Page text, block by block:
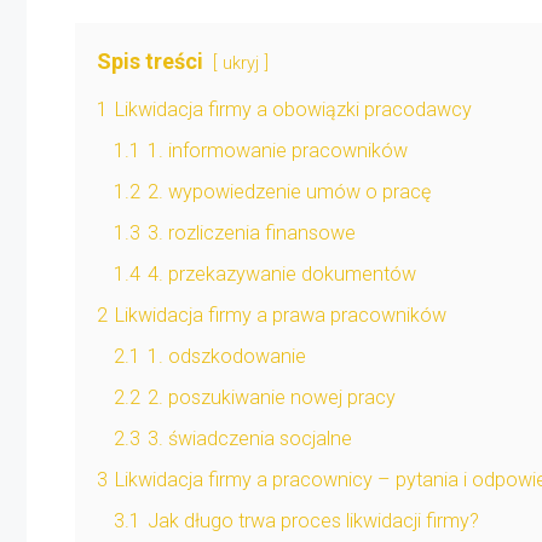
Spis treści ukryj
1
Likwidacja firmy a obowiązki pracodawcy
1.1 1. informowanie pracowników
1.2 2. wypowiedzenie umów o pracę
1.3 3. rozliczenia finansowe
1.4 4. przekazywanie dokumentów
2 Likwidacja firmy a prawa pracowników
2.1 1. odszkodowanie
2.2 2. poszukiwanie nowej pracy
2.3 3. świadczenia socjalne
3 Likwidacja firmy a pracownicy – pytania i
3.1 Jak długo trwa proces likwidacji firmy?